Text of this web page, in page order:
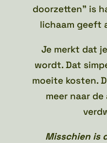
doorzetten” is
lichaam geeft
Je merkt dat
wordt. Dat
moeite kosten.
meer naar
Misschien is